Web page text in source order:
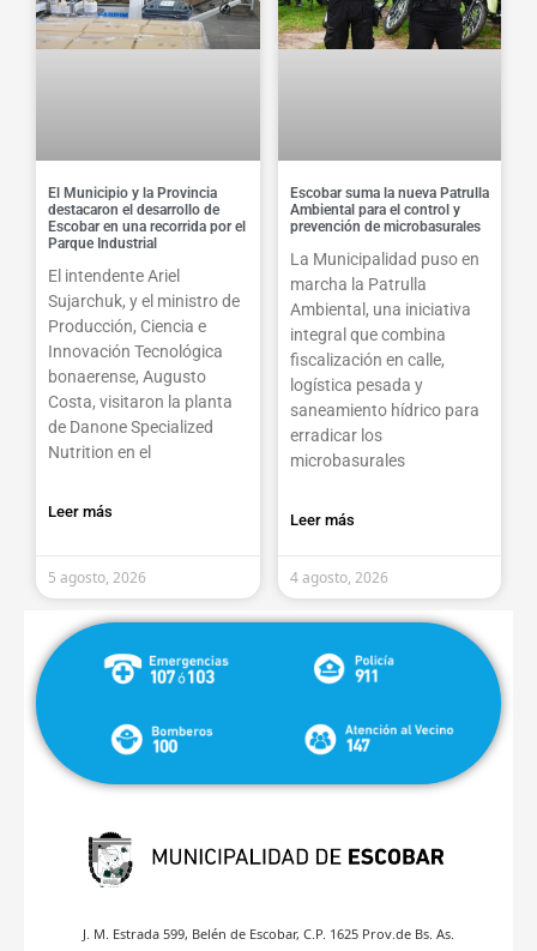
El Municipio y la Provincia
destacaron el desarrollo de
Escobar en una recorrida por el
Parque Industrial
El intendente Ariel
Sujarchuk, y el ministro de
Producción, Ciencia e
Innovación Tecnológica
bonaerense, Augusto
Costa, visitaron la planta
de Danone Specialized
Nutrition en el
Leer más
5 agosto, 2026
Escobar suma la nueva Patrulla
Ambiental para el control y
prevención de microbasurales
La Municipalidad puso en
marcha la Patrulla
Ambiental, una iniciativa
integral que combina
fiscalización en calle,
logística pesada y
saneamiento hídrico para
erradicar los
microbasurales
Leer más
4 agosto, 2026
J. M. Estrada 599, Belén de Escobar, C.P. 1625 Prov.de Bs. As.